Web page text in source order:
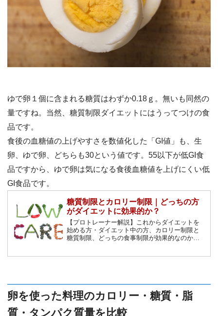
ゆで卵１個に含まれる糖質はわずか0.18ｇ。無いも同然の
量ですね。当然、糖質制限ダイエットにはうってつけの食
品です。
食後の血糖値の上げやすさを数値化した「GI値」も、生
卵、ゆで卵、どちらも30という値です。55以下が低GI食
品ですから、ゆで卵は気になる食後血糖値を上げにくい低
GI食品です。
糖質制限とカロリー制限｜どっちの方
がダイエットに効果的か？
【プロトレーナー解説】これからダイエットを
始める方・ダイエット中の方、カロリー制限と
糖質制限、どっちの食事制限が効果的なのか？
卵を使った料理のカロリー・糖質・脂
質・タンパク質量を比較